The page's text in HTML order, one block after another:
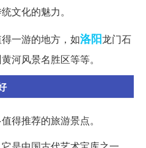
文化的魅力。
一游的地方，如洛阳龙门石
河风景名胜区等等。
得推荐的旅游景点。